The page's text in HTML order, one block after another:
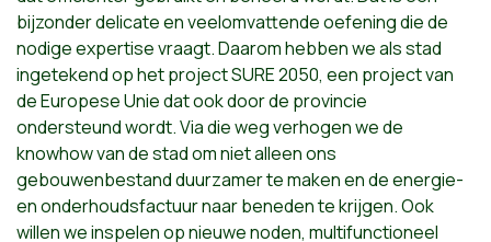
bijzonder delicate en veelomvattende oefening die de
nodige expertise vraagt. Daarom hebben we als stad
ingetekend op het project SURE 2050, een project van
de Europese Unie dat ook door de provincie
ondersteund wordt. Via die weg verhogen we de
knowhow van de stad om niet alleen ons
gebouwenbestand duurzamer te maken en de energie-
en onderhoudsfactuur naar beneden te krijgen. Ook
willen we inspelen op nieuwe noden, multifunctioneel